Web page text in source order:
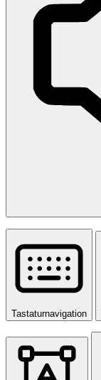
Tastaturnavigation